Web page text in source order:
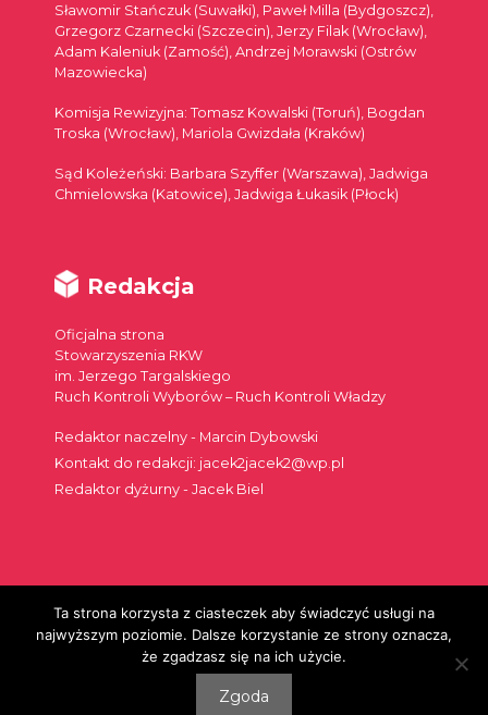
Sławomir Stańczuk (Suwałki), Paweł Milla (Bydgoszcz),
Grzegorz Czarnecki (Szczecin), Jerzy Filak (Wrocław),
Adam Kaleniuk (Zamość), Andrzej Morawski (Ostrów
Mazowiecka)
Komisja Rewizyjna: Tomasz Kowalski (Toruń), Bogdan
Troska (Wrocław), Mariola Gwizdała (Kraków)
Sąd Koleżeński: Barbara Szyffer (Warszawa), Jadwiga
Chmielowska (Katowice), Jadwiga Łukasik (Płock)
Redakcja
Oficjalna strona
Stowarzyszenia RKW
im. Jerzego Targalskiego
Ruch Kontroli Wyborów – Ruch Kontroli Władzy
Redaktor naczelny - Marcin Dybowski
Kontakt do redakcji: jacek2jacek2@wp.pl
Redaktor dyżurny - Jacek Biel
Szukaj:
© 2026
Ta strona korzysta z ciasteczek aby świadczyć usługi na
najwyższym poziomie. Dalsze korzystanie ze strony oznacza,
że zgadzasz się na ich użycie.
Zgoda